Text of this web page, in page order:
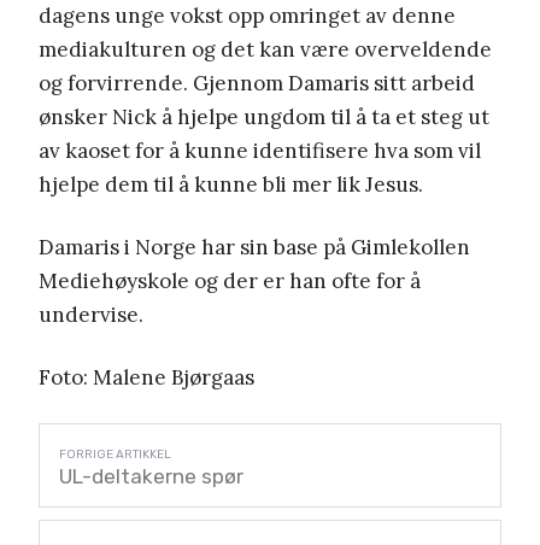
dagens unge vokst opp omringet av denne
mediakulturen og det kan være overveldende
og forvirrende. Gjennom Damaris sitt arbeid
ønsker Nick å hjelpe ungdom til å ta et steg ut
av kaoset for å kunne identifisere hva som vil
hjelpe dem til å kunne bli mer lik Jesus.
Damaris i Norge har sin base på Gimlekollen
Mediehøyskole og der er han ofte for å
undervise.
Foto: Malene Bjørgaas
UL-deltakerne spør